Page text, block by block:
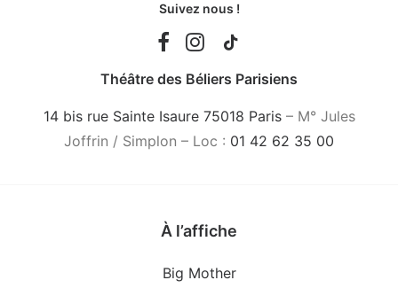
Suivez nous !
Théâtre des Béliers Parisiens
14 bis rue Sainte Isaure 75018 Paris– M° Jules
Joffrin / Simplon – Loc : 01 42 62 35 00
À l’affiche
Big Mother